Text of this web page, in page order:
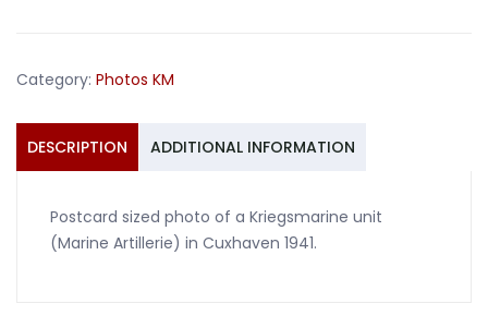
1941
quantity
Category: Photos KM
DESCRIPTION ADDITIONAL INFORMATION
Postcard sized photo of a Kriegsmarine unit
(Marine Artillerie) in Cuxhaven 1941.